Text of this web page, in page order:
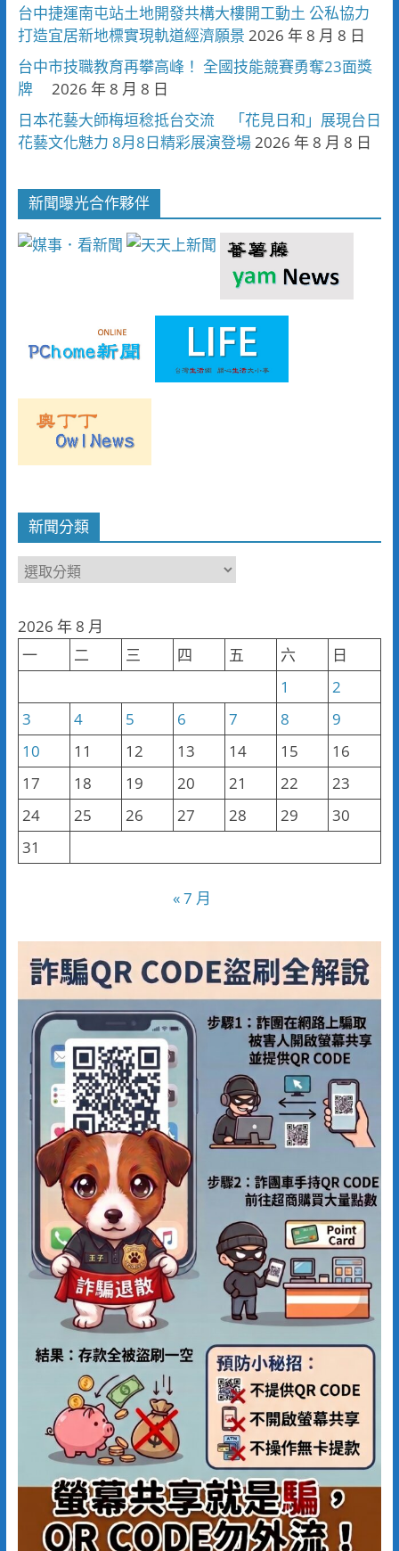
台中捷運南屯站土地開發共構大樓開工動土 公私協力
打造宜居新地標實現軌道經濟願景 2026 年 8 月 8 日
台中市技職教育再攀高峰！ 全國技能競賽勇奪23面獎
牌
2026 年 8 月 8 日
日本花藝大師梅垣稔抵台交流 「花見日和」展現台日
花藝文化魅力 8月8日精彩展演登場 2026 年 8 月 8 日
新聞曝光合作夥伴
新聞分類
新
類
2026 年 8 月
一
二 三 四 五 六
日
1
2
3
4 5 6 7 8
9
10
11 12 13 14 15
16
17
18 19 20 21 22
23
24
25 26 27 28 29
30
31
« 7 月